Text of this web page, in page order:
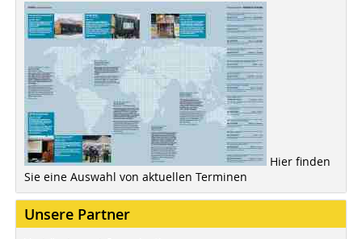
Hier finden
Sie eine Auswahl von aktuellen Terminen
Unsere Partner